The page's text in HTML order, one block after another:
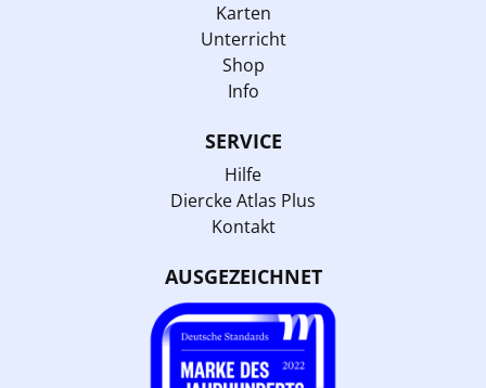
Karten
Unterricht
Shop
Info
SERVICE
Hilfe
Diercke Atlas Plus
Kontakt
AUSGEZEICHNET